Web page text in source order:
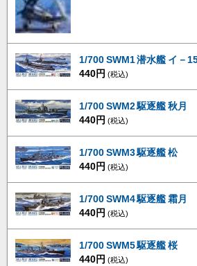
1/700 SWM1 潜水艦 イ－
440円 (税込)
1/700 SWM2 駆逐艦 秋月
440円 (税込)
1/700 SWM3 駆逐艦 松
440円 (税込)
1/700 SWM4 駆逐艦 霜月
440円 (税込)
1/700 SWM5 駆逐艦 桜
440円 (税込)